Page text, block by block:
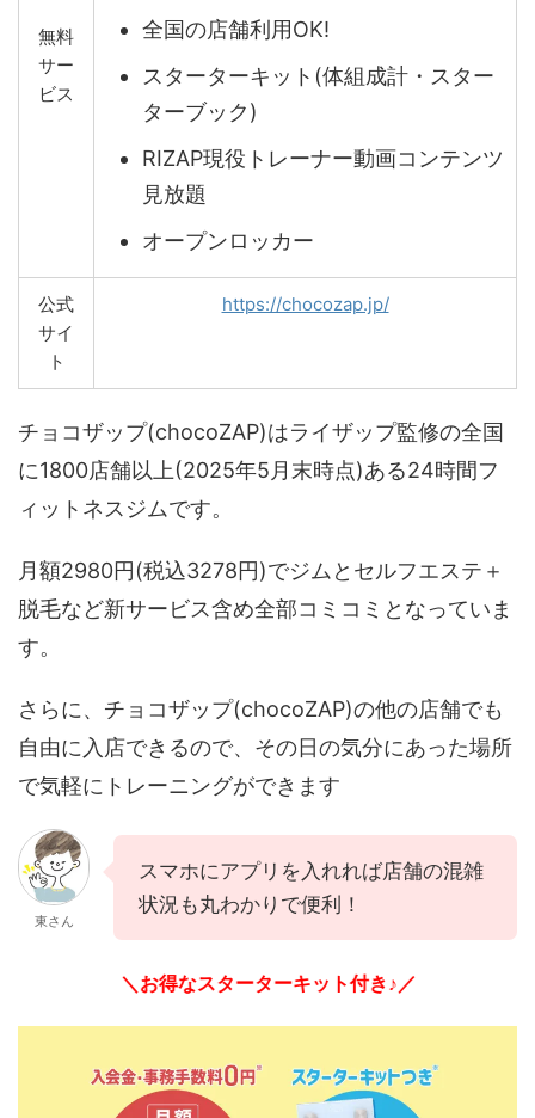
無料
サー
ビス
全国の店舗利用OK!
スターターキット(体組成計・スター
ターブック)
RIZAP現役トレーナー動画コンテンツ
見放題
オープンロッカー
公式
サイ
ト
https://chocozap.jp/
チョコザップ(chocoZAP)はライザップ監修の全国
に1800店舗以上(2025年5月末時点)ある24時間フ
ィットネスジムです。
月額2980円(税込3278円)でジムとセルフエステ＋
脱毛など新サービス含め全部コミコミとなっていま
す。
さらに、チョコザップ(chocoZAP)の他の店舗でも
自由に入店できるので、その日の気分にあった場所
で気軽にトレーニングができます
東さん
スマホにアプリを入れれば店舗の混雑
状況も丸わかりで便利！
＼お得なスターターキット付き♪／